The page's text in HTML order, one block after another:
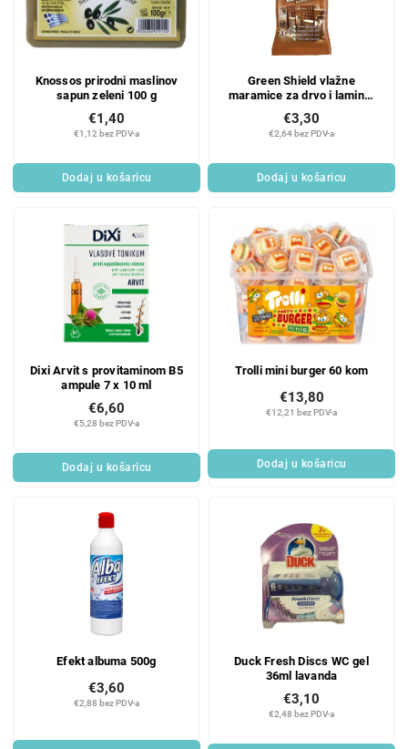
Knossos prirodni maslinov
sapun zeleni 100 g
€1,12 bez PDV-a
€1,40
Dodaj u košaricu
Green Shield vlažne
maramice za drvo i laminat
€2,64 bez PDV-a
€3,30
Dodaj u košaricu
Dixi Arvit s provitaminom B5
ampule 7 x 10 ml
€5,28 bez PDV-a
€6,60
Dodaj u košaricu
Trolli mini burger 60 kom
€12,21 bez PDV-a
€13,80
Dodaj u košaricu
Efekt albuma 500g
€2,88 bez PDV-a
€3,60
Duck Fresh Discs WC gel
36ml lavanda
€2,48 bez PDV-a
€3,10